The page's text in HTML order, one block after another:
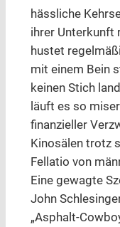
hässliche
ihrer Unterkunft
hustet
mit einem Bein
keinen Stich
läuft es so
finanzieller
Kinosälen trotz
Fellatio von
Eine gewagte
John
„Asphalt-